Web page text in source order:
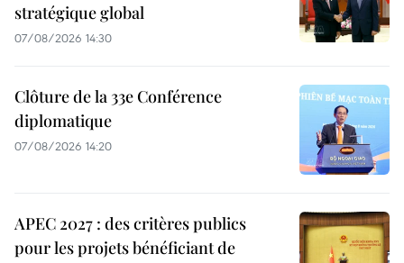
stratégique global
07/08/2026 14:30
Clôture de la 33e Conférence
diplomatique
07/08/2026 14:20
APEC 2027 : des critères publics
pour les projets bénéficiant de